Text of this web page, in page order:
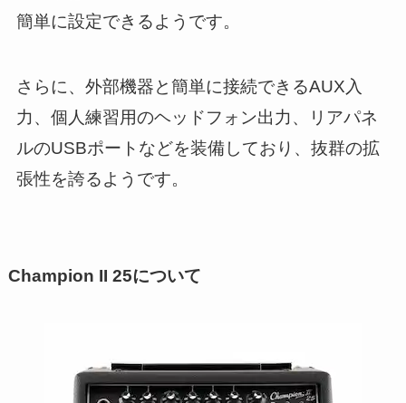
簡単に設定できるようです。
さらに、外部機器と簡単に接続できるAUX入
力、個人練習用のヘッドフォン出力、リアパネ
ルのUSBポートなどを装備しており、抜群の拡
張性を誇るようです。
Champion II 25について